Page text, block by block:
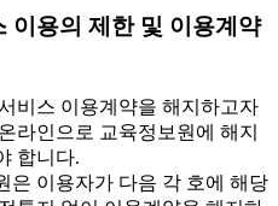
이용의 제한 및 이용계약
비스 이용계약을 해지하고자
라인으로 교육정보원에 해지
합니다.
이용자가 다음 각 호에 해당